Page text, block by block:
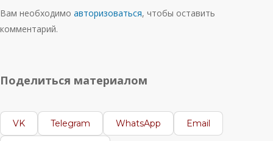
Вам необходимо авторизоваться, чтобы оставить
комментарий.
Поделиться материалом
VK Telegram WhatsApp Email